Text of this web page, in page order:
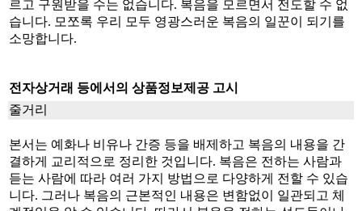
르고 구원받을 수는 없습니다. 복음을 모르면서 전도할 수 없
습니다. 모쪼록 우리 모두 영광스러운 복음의 일꾼이 되기를
소망합니다.
전자상거래 등에서의 상품정보제공 고시
줄거리
본서는 예화나 비유나 간증 등을 배제하고 복음의 내용을 간
결하게 교리적으로 정리한 것입니다. 복음은 전하는 사람과
듣는 사람에 따라 여러 가지 방법으로 다양하게 전할 수 있습
니다. 그러나 복음의 근본적인 내용은 변함없이 일관되고 체